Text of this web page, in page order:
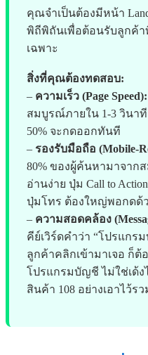
คุณจำเป็นต้องมีหน้า
พิถีพิถันเพื่อต้อนรับลูกค้า
เฉพาะ
สิ่งที่คุณต้องทดสอบ:
– ความเร็ว (Page Speed):
สมบูรณ์ภายใน 1-3 วินา
50% จะกดออกทันที
– รองรับมือถือ (Mobile-
80% ของผู้ค้นหามาจาก
อ่านง่าย ปุ่ม Call to
ปุ่มโทร ต้องใหญ่พอกดด้
– ความสอดคล้อง
คีย์เวิร์ดคำว่า “โปรแกร
ลูกค้าคลิกเข้ามาเจอ ก็ต้
โปรแกรมบัญชี ไม่ใช่เด้
สินค้า 108 อย่างเอาไว้ร